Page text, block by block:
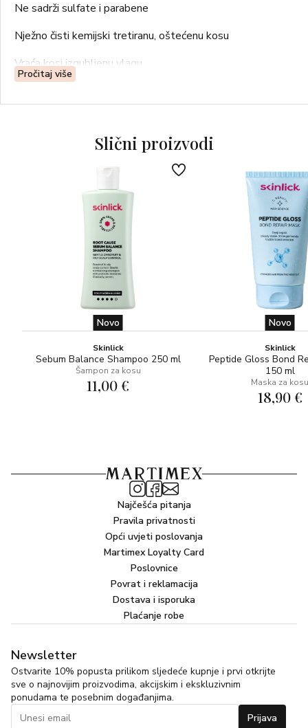
Ne sadrži sulfate i parabene
Nježno čisti kemijski tretiranu, oštećenu kosu
Vraća kosi izgubljenu vlagu
Pročitaj više
Slični proizvodi
Novo
Skinlick
Sebum Balance Shampoo 250 ml
Šampon za kosu
11,00 €
Novo
Skinlick
Peptide Gloss Bond
150 ml
Maska za kosu
18,90 €
Najčešća pitanja
Pravila privatnosti
Opći uvjeti poslovanja
Martimex Loyalty Card
Poslovnice
Povrat i reklamacija
Dostava i isporuka
Plaćanje robe
Newsletter
Ostvarite 10% popusta prilikom sljedeće kupnje i prvi otkrijte
sve o najnovijim proizvodima, akcijskim i ekskluzivnim
ponudama te posebnim događanjima.
Prijava